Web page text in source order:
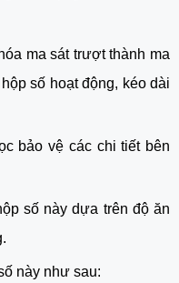
ma sát trượt thành ma
số hoạt động, kéo dài
bảo vệ các chi tiết bên
số này dựa trên độ ăn
này như sau: